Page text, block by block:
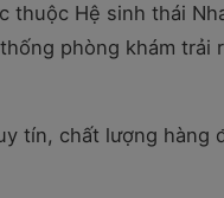
thuộc Hệ sinh thái
phòng khám trải
tín, chất lượng hàng